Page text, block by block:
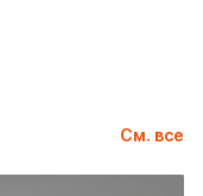
См. все